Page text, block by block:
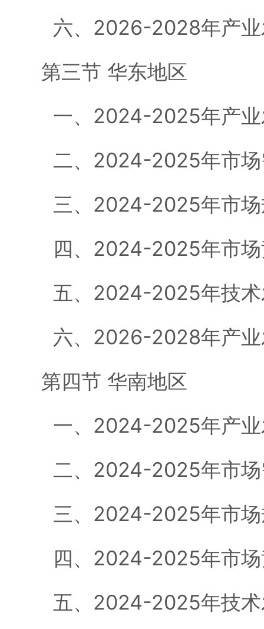
六、2026-2028年产业
第三节 华东地区
一、2024-2025年产业
二、2024-2025年市场
三、2024-2025年市场
四、2024-2025年市场
五、2024-2025年技术
六、2026-2028年产业
第四节 华南地区
一、2024-2025年产业
二、2024-2025年市场
三、2024-2025年市场
四、2024-2025年市场
五、2024-2025年技术